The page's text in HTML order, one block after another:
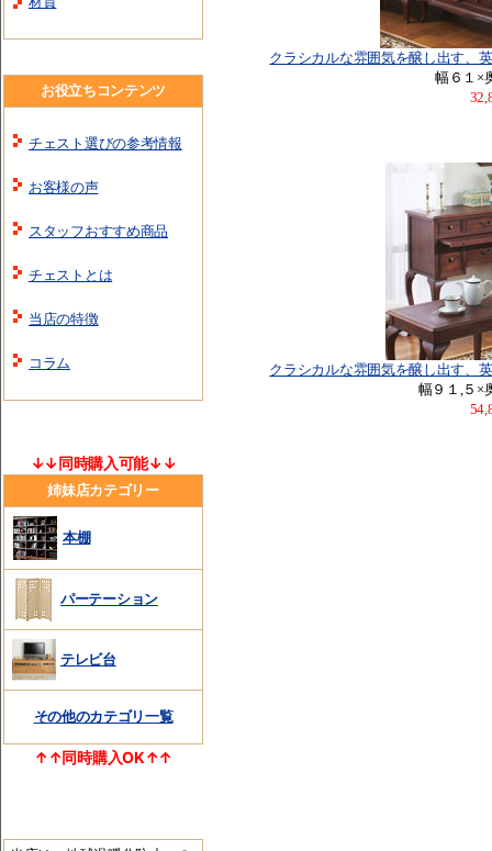
お役立ちコンテンツ
チェスト選びの参考情報
お客様の声
スタッフおすすめ商品
チェストとは
当店の特徴
コラム
↓↓同時購入可能↓↓
姉妹店カテゴリー
本棚
パーテーション
テレビ台
その他のカテゴリ一覧
↑↑同時購入OK↑↑
クラシカルな雰囲気を醸し出す、
幅６１×
クラシカルな雰囲気を醸し出す、
幅９１,５×